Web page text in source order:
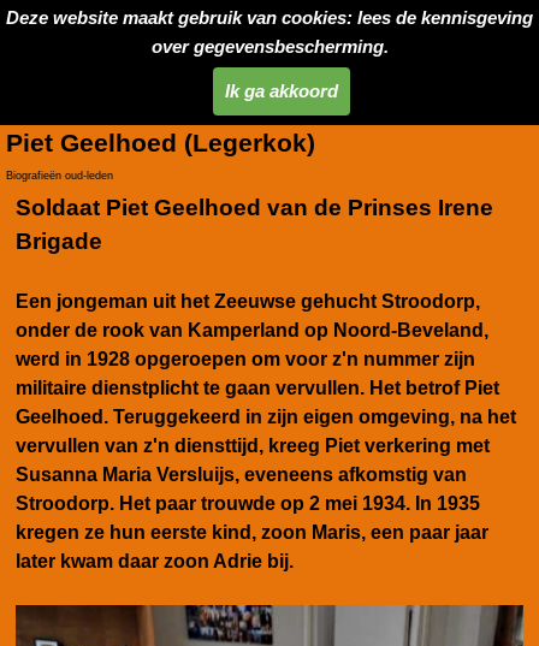
Deze website maakt gebruik van cookies: lees de kennisgeving
over gegevensbescherming.
Ik ga akkoord
Piet Geelhoed (Legerkok)
Biografieën oud-leden
Soldaat Piet Geelhoed van de Prinses Irene
Brigade
Een jongeman uit het Zeeuwse gehucht Stroodorp,
onder de rook van Kamperland op Noord-Beveland,
werd in 1928 opgeroepen om voor z'n nummer zijn
militaire dienstplicht te gaan vervullen. Het betrof Piet
Geelhoed. Teruggekeerd in zijn eigen omgeving, na het
vervullen van z'n diensttijd, kreeg Piet verkering met
Susanna Maria Versluijs, eveneens afkomstig van
Stroodorp. Het paar trouwde op 2 mei 1934. In 1935
kregen ze hun eerste kind, zoon Maris, een paar jaar
later kwam daar zoon Adrie bij.